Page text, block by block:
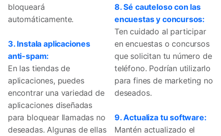
bloqueará
automáticamente.
3. Instala aplicaciones
anti-spam:
En las tiendas de
aplicaciones, puedes
encontrar una variedad de
aplicaciones diseñadas
para bloquear llamadas no
deseadas. Algunas de ellas
8. Sé cauteloso con las
encuestas y concursos:
Ten cuidado al participar
en encuestas o concursos
que solicitan tu número de
teléfono. Podrían utilizarlo
para fines de marketing no
deseados.
9. Actualiza tu software:
Mantén actualizado el